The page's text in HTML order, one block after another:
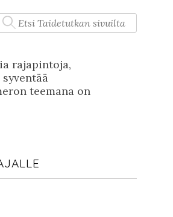
rajapintoja,
teemana on